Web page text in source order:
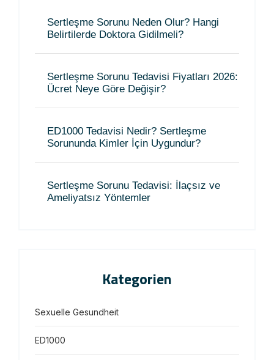
Sertleşme Sorunu Neden Olur? Hangi
Belirtilerde Doktora Gidilmeli?
Sertleşme Sorunu Tedavisi Fiyatları 2026:
Ücret Neye Göre Değişir?
ED1000 Tedavisi Nedir? Sertleşme
Sorununda Kimler İçin Uygundur?
Sertleşme Sorunu Tedavisi: İlaçsız ve
Ameliyatsız Yöntemler
Kategorien
Sexuelle Gesundheit
ED1000